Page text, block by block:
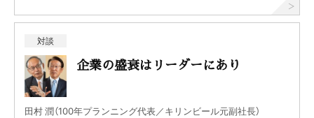
対談
企業の盛衰はリーダーにあり
田村 潤（100年プランニング代表／キリンビール元副社長）